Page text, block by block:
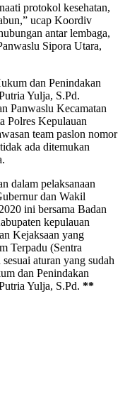
protokol kesehatan,
ucap Koordiv
antar lembaga,
Sipora Utara,
dan Penindakan
Yulja, S.Pd.
Panwaslu Kecamatan
Polres Kepulauan
team paslon nomor
ada ditemukan
dalam pelaksanaan
dan Wakil
ini bersama Badan
kepulauan
Kejaksaan yang
Terpadu (Sentra
aturan yang sudah
dan Penindakan
Yulja, S.Pd. **